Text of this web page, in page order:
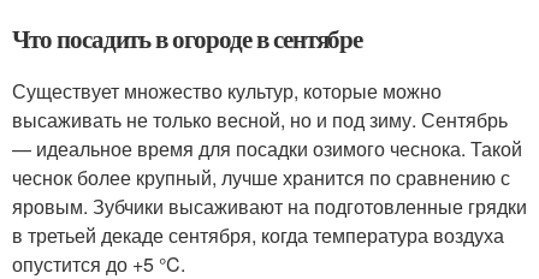
Что посадить в огороде в сентябре
Существует множество культур, которые можно
высаживать не только весной, но и под зиму. Сентябрь
— идеальное время для посадки озимого чеснока. Такой
чеснок более крупный, лучше хранится по сравнению с
яровым. Зубчики высаживают на подготовленные грядки
в третьей декаде сентября, когда температура воздуха
опустится до +5 °C.